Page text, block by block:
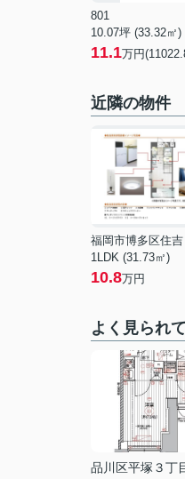
801
10.07坪 (33.32㎡)
11.1万円
近隣の物件
福岡市博多区住吉
1LDK (31.73㎡)
10.8万円
よく見られ
品川区平塚３丁